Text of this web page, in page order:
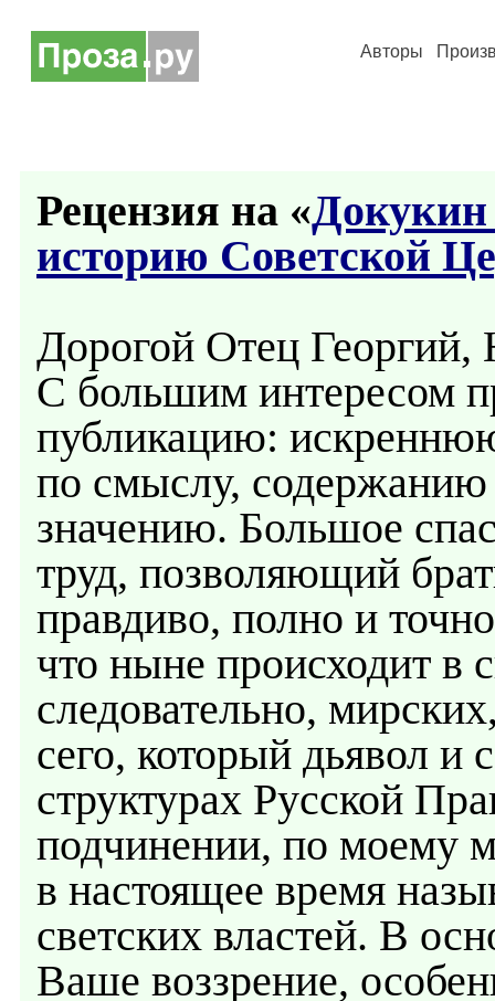
Авторы
Рецензия на «
историю Советской
Дорогой Отец
С большим интересом
публикацию:
по смыслу,
значению. Большое
труд, позволяющий
правдиво, полно и
что ныне происходит в
следовательно,
сего, который дьявол и
структурах Русской
подчинении, по моему
в настоящее время
светских властей. В
Ваше воззрение,